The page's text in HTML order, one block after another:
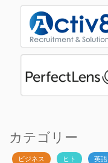
カテゴリー
ビジネス ヒト 英